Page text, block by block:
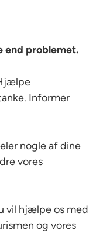
end problemet.
Informer
nogle af dine
vores
vil hjælpe os med
og vores